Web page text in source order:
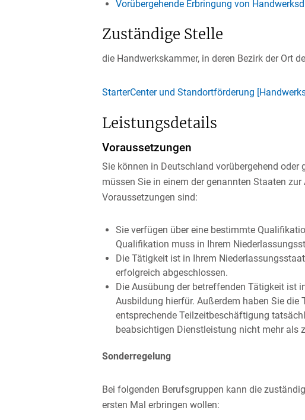
Vorübergehende Erbringung von
Zuständige Stelle
die Handwerkskammer, in deren Bezirk der Ort
StarterCenter und Standortförderung
Leistungsdetails
Voraussetzungen
Sie können in Deutschland vorübergehend
müssen Sie in einem der genannten Staaten
Voraussetzungen sind:
Sie verfügen über eine bestimmte
Qualifikation muss in Ihrem
Die Tätigkeit ist in Ihrem
erfolgreich abgeschlossen.
Die Ausübung der betreffenden Tätigkeit ist
Ausbildung hierfür. Außerdem haben Sie
entsprechende Teilzeitbeschäftigung
beabsichtigen Dienstleistung nicht mehr als
Sonderregelung
Bei folgenden Berufsgruppen kann die
ersten Mal erbringen wollen: